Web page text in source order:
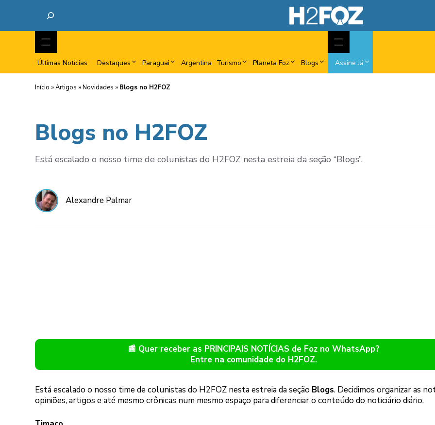
Últimas Notícias Destaques Paraguai Argentina Turismo Planeta Foz Blogs Assine Já
Início »Artigos »Novidades » Blogs no H2FOZ
Blogs no H2FOZ
Está escalado o nosso time de colunistas do H2FOZ nesta estreia da seção “Blogs”.
Alexandre Palmar
📰 Quer receber as PRINCIPAIS NOTÍCIAS de Foz no WhatsApp?
Entre na comunidade do H2FOZ.
Está escalado o nosso time de colunistas do H2FOZ nesta estreia da seção Blogs. Decidimos organizar as
opiniões, artigos e até mesmo crônicas num mesmo espaço para diferenciar o conteúdo do noticiário diário.